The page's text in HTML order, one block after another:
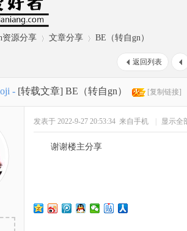
资源分享
›
文章分享
›
BE（转自gn）
返回列表
- [转载文章] BE（转自gn） [复制链接]
发表于 2022-9-27 20:53:34 来自手机 显示全
谢谢楼主分享